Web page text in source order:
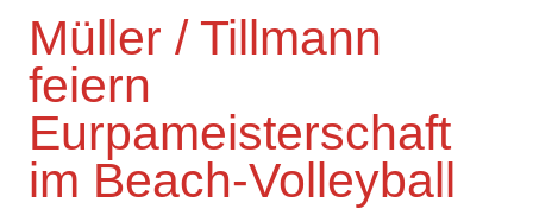
Müller / Tillmann
feiern
Eurpameisterschaft
im Beach-Volleyball